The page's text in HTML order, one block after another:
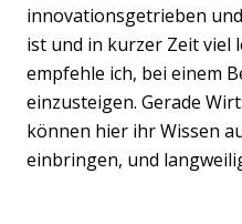
innovationsgetrieben
ist und in kurzer Zeit viel
empfehle ich, bei einem
einzusteigen. Gerade
können hier ihr Wissen
einbringen, und